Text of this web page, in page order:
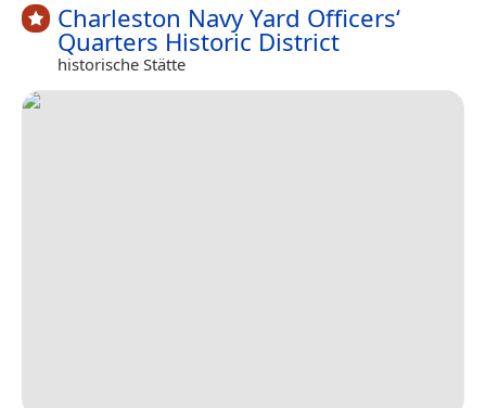
Charleston Navy Yard Officers‘
Quarters Historic District
historische Stätte